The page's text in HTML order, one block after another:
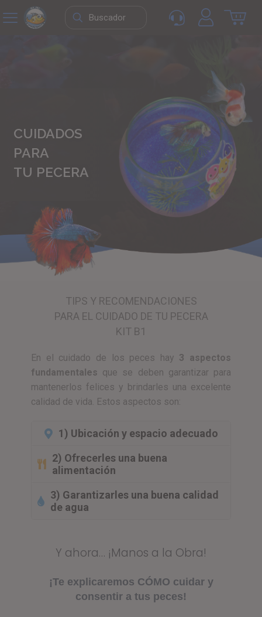
CUIDADOS
PARA
TU PECERA
TIPS Y RECOMENDACIONES
PARA EL CUIDADO DE TU PECERA
KIT B1
En el cuidado de los peces hay 3 aspectos
fundamentales que se deben garantizar para
mantenerlos felices y brindarles una excelente
calidad de vida. Estos aspectos son:
1) Ubicación y espacio adecuado
2) Ofrecerles una buena
alimentación
3) Garantizarles una buena calidad
de agua
Y ahora… ¡Manos a la Obra!
¡Te explicaremos CÓMO cuidar y
consentir a tus peces!